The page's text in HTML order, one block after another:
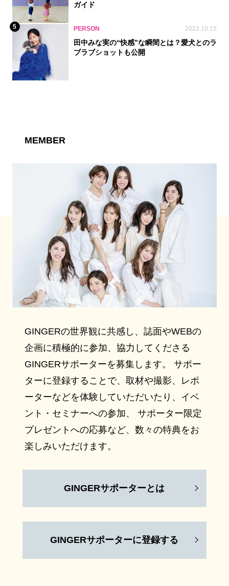
ガイド
5 PERSON 2022.10.15
田中みな実の“快感”な瞬間とは？愛犬とのラ
ブラブショットも公開
MEMBER
GINGERの世界観に共感し、誌面やWEBの
企画に積極的に参加、協力してくださる
GINGERサポーターを募集します。 サポー
ターに登録することで、取材や撮影、レポ
ーターなどを体験していただいたり、イベ
ント・セミナーへの参加、 サポーター限定
プレゼントへの応募など、数々の特典をお
楽しみいただけます。
GINGERサポーターとは
GINGERサポーターに登録する